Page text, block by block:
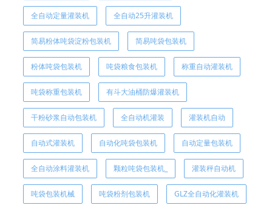
全自动定量灌装机 全自动25升灌装机
简易粉体吨袋淀粉包装机 简易吨袋包装机
粉体吨袋包装机 吨袋粮食包装机 称重自动灌装机
吨袋称重包装机 有斗大油桶防爆灌装机
干粉砂浆自动包装机 全自动机灌装 灌装机自动
自动式灌装机 自动化吨袋包装机 自动定量包装机
全自动涂料灌装机 颗粒吨袋包装机_ 灌装秤自动机
吨袋包装机械 吨袋粉剂包装机 GLZ全自动化灌装机